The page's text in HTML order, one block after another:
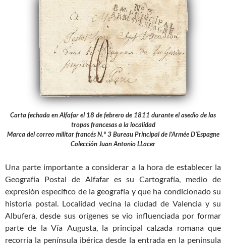
Carta fechada en Alfafar el 18 de febrero de 1811 durante el asedio de las
tropas francesas a la localidad
Marca del correo militar francés N.º 3 Bureau Principal de l’Armée D’Espagne
Colección Juan Antonio LLacer
Una parte importante a considerar a la hora de establecer la
Geografía Postal de Alfafar es su Cartografía, medio de
expresión específico de la geografía y que ha condicionado su
historia postal. Localidad vecina la ciudad de Valencia y su
Albufera, desde sus orígenes se vio influenciada por formar
parte de la Vía Augusta, la principal calzada romana que
recorría la península ibérica desde la entrada en la península